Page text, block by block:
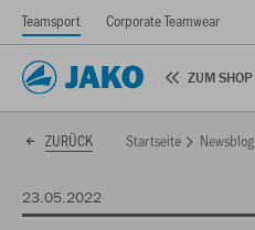
Teamsport Corporate Teamwear
ZUM SHOP
ZURÜCK Startseite Newsblog
23.05.2022